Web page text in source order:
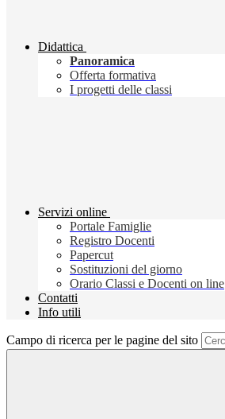
Didattica
Panoramica
Offerta formativa
I progetti delle classi
Servizi online
Portale Famiglie
Registro Docenti
Papercut
Sostituzioni del giorno
Orario Classi e Docenti on line
Contatti
Info utili
Campo di ricerca per le pagine del sito